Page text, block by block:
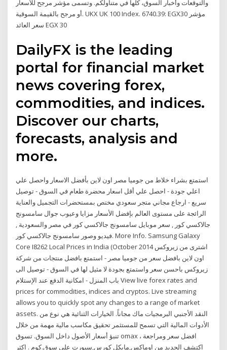
والتوقعات وأخبار السوق، كلها في متناولكم. وتسمى مؤشر مرجح للأسعار
أو مرجح بالقيمة السوقية. UKX UK 100 Index. 6740.39: EGX30 مؤشر
سعر العائد EGX 30
DailyFX is the leading
portal for financial market
news covering forex,
commodities, and indices.
Discover our charts,
forecasts, analysis and
more.
استمتع بشراء خلاط من جوميا مصر اون لاين بأفضل الاسعار واحصل علي
اعلي جودة - احصل علي أقل اسعار محضرة طعام في السوق - توصيل
سريع - ارجاع مجاني متجر سعودي مختص بمستحضرات التجميل والعناية
الرائجة على مستوى العالم بإفضل الأسعار مزايا وعيوب جوال سامسونج
جالاكسي كور , سعر موبايل سامسونج جالاكسي كور في مصر والسعودية ,
فيديو وصور سامسونج جالاكسي كور. More Info. Samsung Galaxy
Core I8262 Local Prices in India (October 2014 اشترى من زيروكس
اون لاين بافضل سعر من جوميا مصر - استمتع بافضل منتجات من شركة
زيروكس باحسن سعر واستمتع بجودة لا مثيل لها في السوق - توصيل الى
باب المنزل - امكانية الدفع عند الإستلام View live forex rates and
prices for commodities, indices and cryptos. Live streaming
allows you to quickly spot any changes to a range of market
assets. النقد الأجنبي البرمجيات ماك مجاناً. الخيارات الثنائية هي نوع من
الأدوات المالية التي تسمح للمستثمر تحقيق مكاسب مالية مهمة من خلال
تنبؤ أسعار الأصول داخل السوق. تسوق omax افضل سعر ومراجعة ،
اكتشف الجديد من اوماكس,مايكل كورس,سبورت على سوق.كوم . اكثر